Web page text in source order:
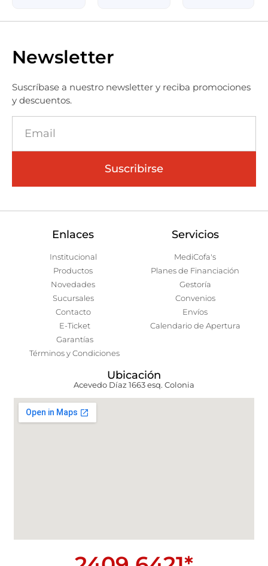
Newsletter
Suscríbase a nuestro newsletter y reciba promociones
y descuentos.
Suscribirse
Enlaces
Institucional
Productos
Novedades
Sucursales
Contacto
E-Ticket
Garantías
Términos y Condiciones
Servicios
MediCofa's
Planes de Financiación
Gestoría
Convenios
Envíos
Calendario de Apertura
Ubicación
Acevedo Díaz 1663 esq. Colonia